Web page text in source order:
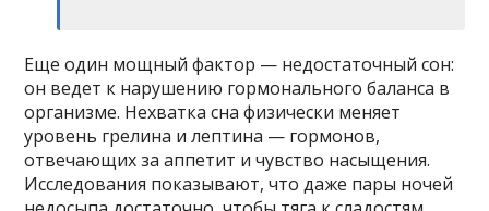
Еще один мощный фактор — недостаточный сон:
он ведет к нарушению гормонального баланса в
организме. Нехватка сна физически меняет
уровень грелина и лептина — гормонов,
отвечающих за аппетит и чувство насыщения.
Исследования показывают, что даже пары ночей